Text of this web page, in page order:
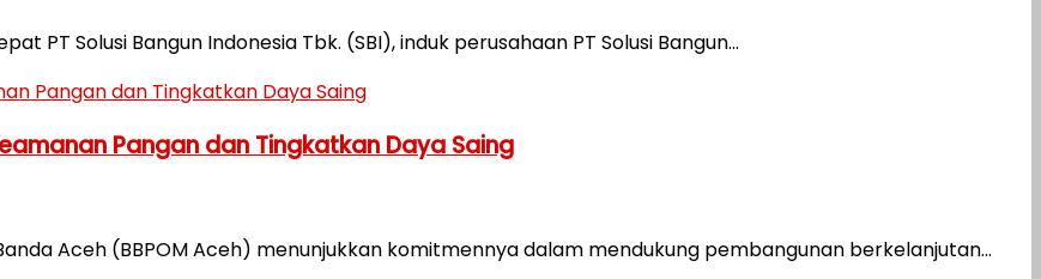
PT Solusi Bangun Indonesia Tbk. (SBI), induk perusahaan PT Solusi Bangun...
Pangan dan Tingkatkan Daya Saing
Aceh (BBPOM Aceh) menunjukkan komitmennya dalam mendukung pembangunan berkelanjutan...